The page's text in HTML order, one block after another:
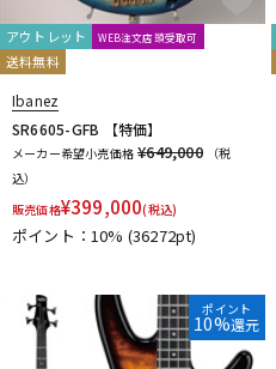
アウトレット WEB注文店頭受取可
送料無料
Ibanez
SR6605-GFB 【特価】
メーカー希望小売価格 ¥649,000
（税
込）
販売価格¥399,000(税込)
ポイント：10% (36272pt)
ポイント
10%還元